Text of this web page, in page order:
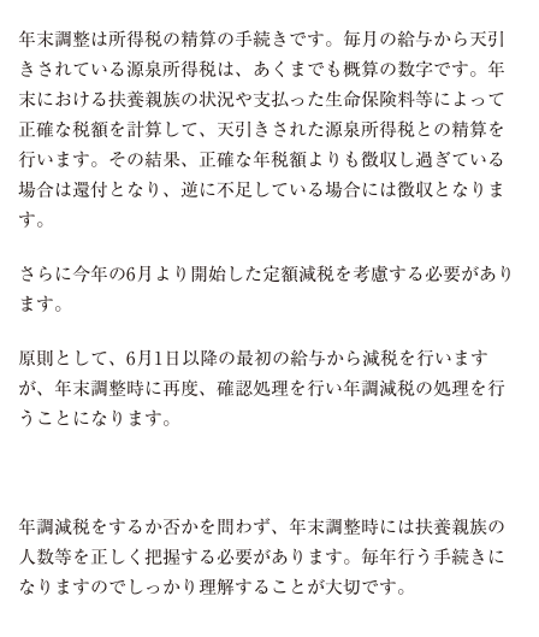
年末調整は所得税の精算の手続きです。毎月の給与から天引
きされている源泉所得税は、あくまでも概算の数字です。年
末における扶養親族の状況や支払った生命保険料等によって
正確な税額を計算して、天引きされた源泉所得税との精算を
行います。その結果、正確な年税額よりも徴収し過ぎている
場合は還付となり、逆に不足している場合には徴収となりま
す。
さらに今年の6 月より開始した定額減税を考慮する必要があり
ます。
原則として、 6 月 1 日以降の最初の給与から減税を行います
が、年末調整時に再度、確認処理を行い年調減税の処理を行
うことになります。
年調減税をするか否かを問わず、年末調整時には扶養親族の
人数等を正しく把握する必要があります。毎年行う手続きに
なりますのでしっかり理解することが大切です。